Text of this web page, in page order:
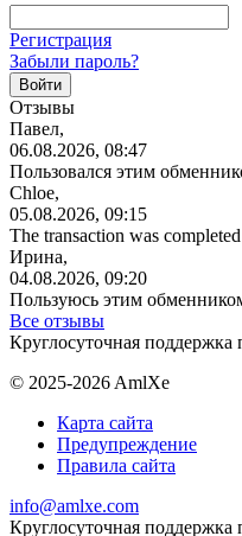
Регистрация
Забыли пароль?
Отзывы
Павел,
06.08.2026, 08:47
Пользовался этим
Chloe,
05.08.2026, 09:15
The transaction was
Ирина,
04.08.2026, 09:20
Пользуюсь этим
Все отзывы
Круглосуточная
© 2025-2026 AmlXe
Карта сайта
Предупреждение
Правила сайта
info@amlxe.com
Круглосуточная